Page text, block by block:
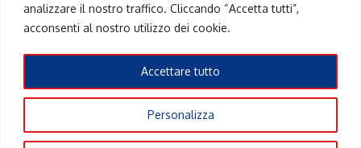
analizzare il nostro traffico. Cliccando “Accetta tutti”,
acconsenti al nostro utilizzo dei cookie.
Personalizza
Accettare tutto
Link Utili
Info Pubblicità elettorale